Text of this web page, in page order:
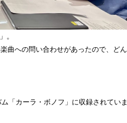
。
曲への問い合わせがあったので、どん
「カーラ・ボノフ」に収録されていま